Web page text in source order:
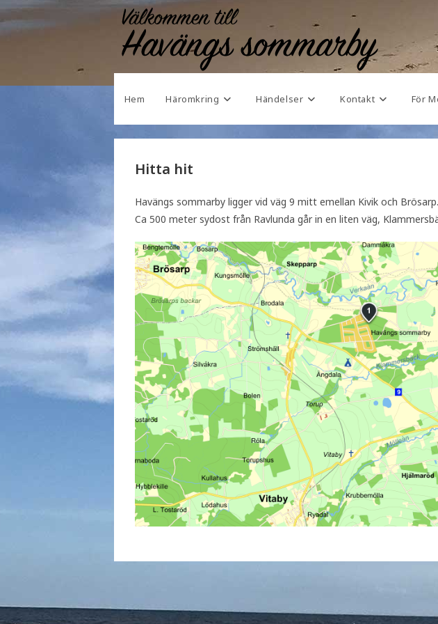
Hem Häromkring Händelser Kontakt För
Hitta hit
Havängs sommarby ligger vid väg 9 mitt emellan Kivik och Brösarp.
Ca 500 meter sydost från Ravlunda går in en liten väg,